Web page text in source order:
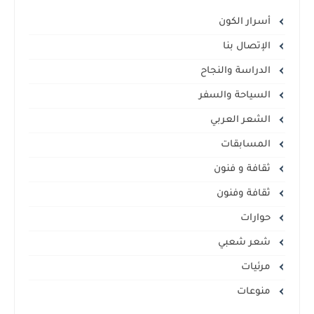
أسرار الكون
الإتصال بنا
الدراسة والنجاح
السياحة والسفر
الشعر العربي
المسابقات
ثقافة و فنون
ثقافة وفنون
حوارات
شعر شعبي
مرئيات
منوعات